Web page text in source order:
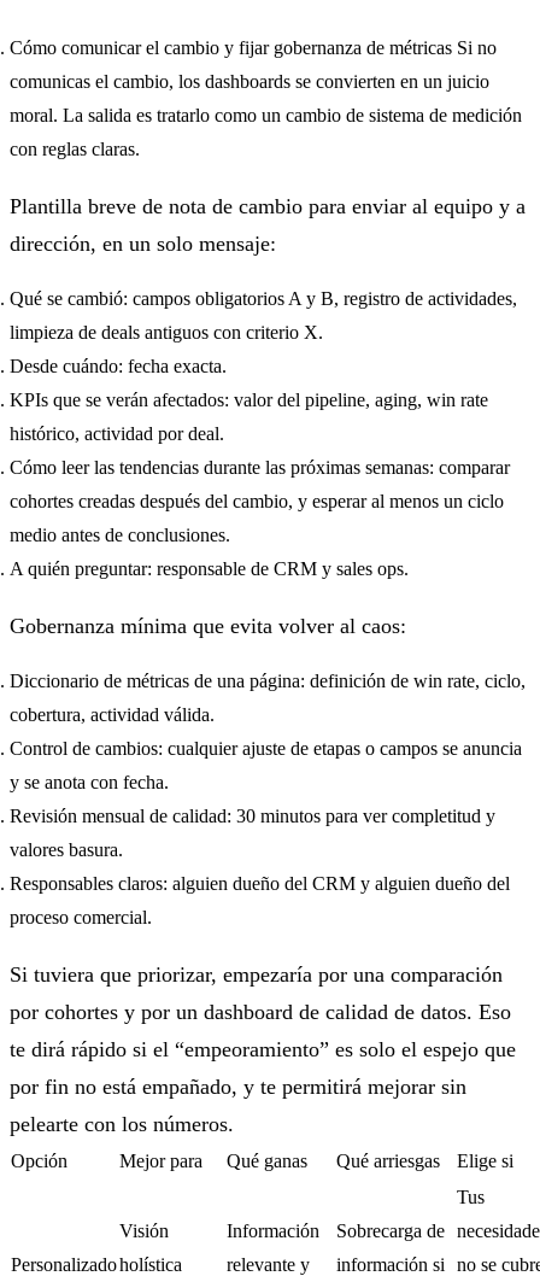
Cómo comunicar el cambio y fijar gobernanza de métricas Si no
comunicas el cambio, los dashboards se convierten en un juicio
moral. La salida es tratarlo como un cambio de sistema de medición
con reglas claras.
Plantilla breve de nota de cambio para enviar al equipo y a
dirección, en un solo mensaje:
Qué se cambió: campos obligatorios A y B, registro de actividades,
limpieza de deals antiguos con criterio X.
Desde cuándo: fecha exacta.
KPIs que se verán afectados: valor del pipeline, aging, win rate
histórico, actividad por deal.
Cómo leer las tendencias durante las próximas semanas: comparar
cohortes creadas después del cambio, y esperar al menos un ciclo
medio antes de conclusiones.
A quién preguntar: responsable de CRM y sales ops.
Gobernanza mínima que evita volver al caos:
Diccionario de métricas de una página: definición de win rate, ciclo,
cobertura, actividad válida.
Control de cambios: cualquier ajuste de etapas o campos se anuncia
y se anota con fecha.
Revisión mensual de calidad: 30 minutos para ver completitud y
valores basura.
Responsables claros: alguien dueño del CRM y alguien dueño del
proceso comercial.
Si tuviera que priorizar, empezaría por una comparación
por cohortes y por un dashboard de calidad de datos. Eso
te dirá rápido si el “empeoramiento” es solo el espejo que
por fin no está empañado, y te permitirá mejorar sin
pelearte con los números.
Opción Mejor para Qué ganas Qué arriesgas Elige si
Personalizado
Visión
holística
Información
relevante y
Sobrecarga de
información si
Tus
no se